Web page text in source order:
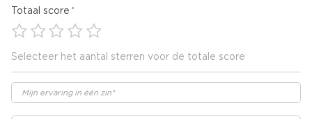
Totaal score
Selecteer het aantal sterren voor de totale score